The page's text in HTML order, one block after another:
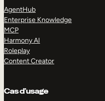
AgentHub
Enterprise Knowledge
MCP
Harmony AI
Roleplay
Content Creator
Cas d’usage